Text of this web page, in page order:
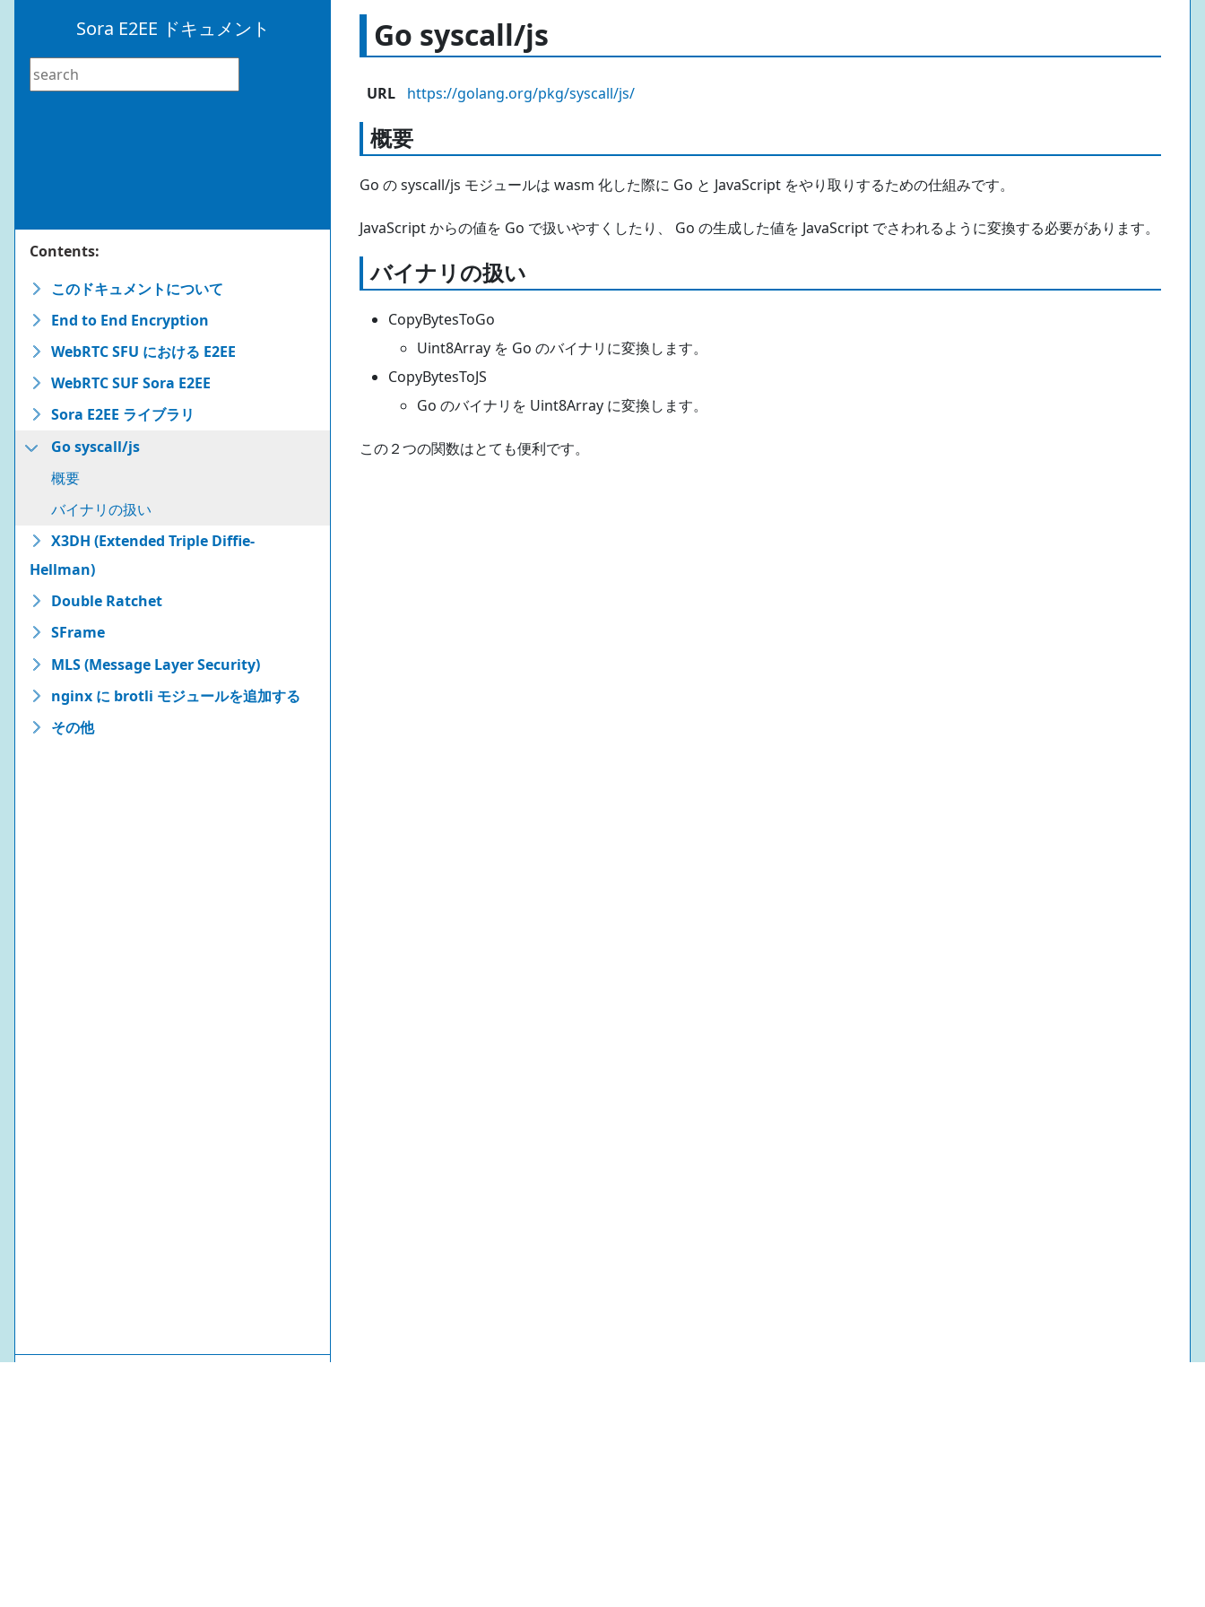
Sora E2EE ドキュメント
Contents:
このドキュメントについて
End to End Encryption
WebRTC SFU における E2EE
WebRTC SUF Sora E2EE
Sora E2EE ライブラリ
Go syscall/js
概要
バイナリの扱い
X3DH (Extended Triple Diffie-
Hellman)
Double Ratchet
SFrame
MLS (Message Layer Security)
nginx に brotli モジュールを追加する
その他
Go syscall/js
URL https://golang.org/pkg/syscall/js/
概要
Go の syscall/js モジュールは wasm 化した際に Go と JavaScript をやり取りするための仕組みです。
JavaScript からの値を Go で扱いやすくしたり、 Go の生成した値を JavaScript でさわれるように変換する必要があります。
バイナリの扱い
CopyBytesToGo
Uint8Array を Go のバイナリに変換します。
CopyBytesToJS
Go のバイナリを Uint8Array に変換します。
この２つの関数はとても便利です。